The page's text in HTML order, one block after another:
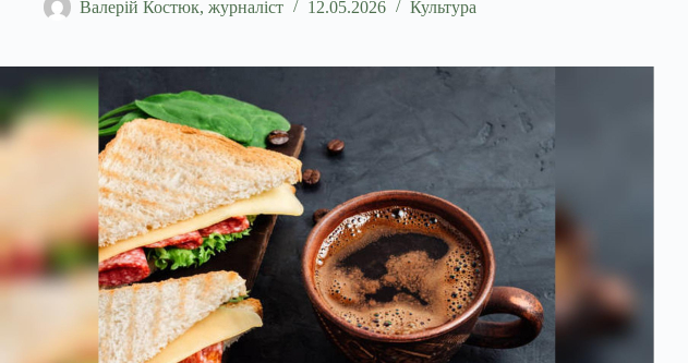
Валерій Костюк, журналіст 12.05.2026 Культура